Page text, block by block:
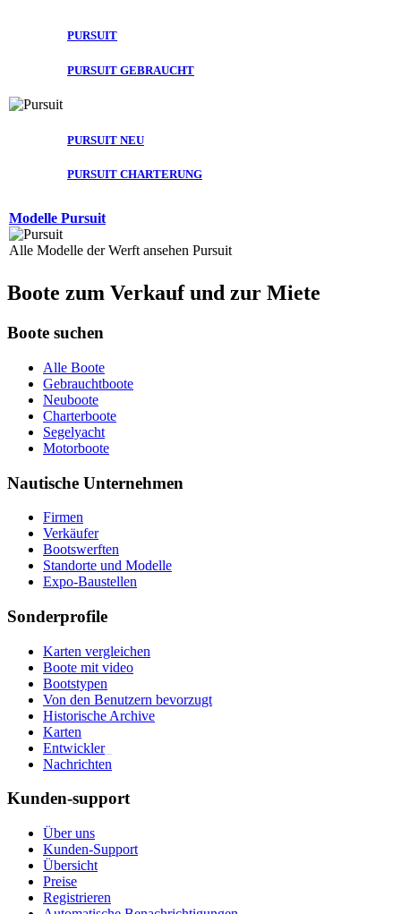
PURSUIT
PURSUIT GEBRAUCHT
PURSUIT NEU
PURSUIT CHARTERUNG
Modelle Pursuit
Alle Modelle der Werft ansehen Pursuit
Boote zum Verkauf und zur Miete
Boote suchen
Alle Boote
Gebrauchtboote
Neuboote
Charterboote
Segelyacht
Motorboote
Nautische Unternehmen
Firmen
Verkäufer
Bootswerften
Standorte und Modelle
Expo-Baustellen
Sonderprofile
Karten vergleichen
Boote mit video
Bootstypen
Von den Benutzern bevorzugt
Historische Archive
Karten
Entwickler_
Nachrichten
Kunden-support
Über uns
Kunden-Support
Übersicht
Preise
Registrieren